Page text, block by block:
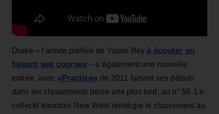
Drake – l'artiste préféré de Yasiin Beyà écouter en
faisant ses courses – a également une nouvelle
entrée, avec «Practice» de 2011 faisant ses débuts
dans les classements treize ans plus tard, au n° 56. Le
collectif torontois New West réintègre le classement au